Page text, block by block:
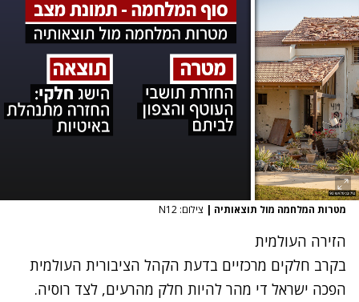
מטרות המלחמה מול תוצאותיה | צילום: N12
הזירה העולמית
בקרב חלקים מרכזיים בדעת הקהל הציבורית העולמית
הפכה ישראל די מהר להיות חלק מהרעים, לצד רוסיה.